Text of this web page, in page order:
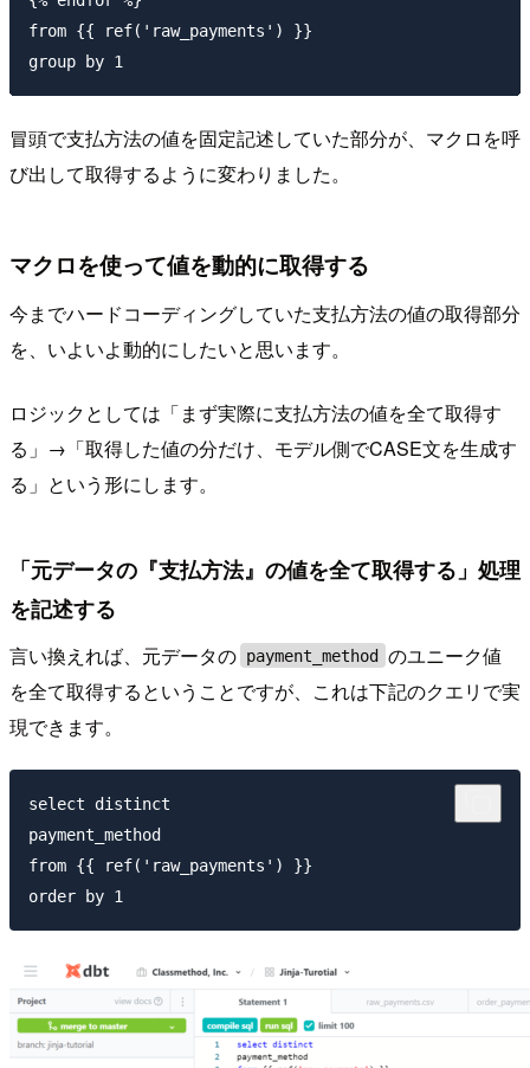
from {{ ref('raw_payments') }}
冒頭で支払方法の値を固定記述していた部分が、マクロを呼
び出して取得するように変わりました。
マクロを使って値を動的に取得する
今までハードコーディングしていた支払方法の値の取得部分
を、いよいよ動的にしたいと思います。
ロジックとしては「まず実際に支払方法の値を全て取得す
る」→「取得した値の分だけ、モデル側でCASE文を生成す
る」という形にします。
「元データの『支払方法』の値を全て取得する」処理
を記述する
言い換えれば、元データの payment_method
のユニーク値
を全て取得するということですが、これは下記のクエリで実
現できます。
select distinct
payment_method
from {{ ref('raw_payments') }}